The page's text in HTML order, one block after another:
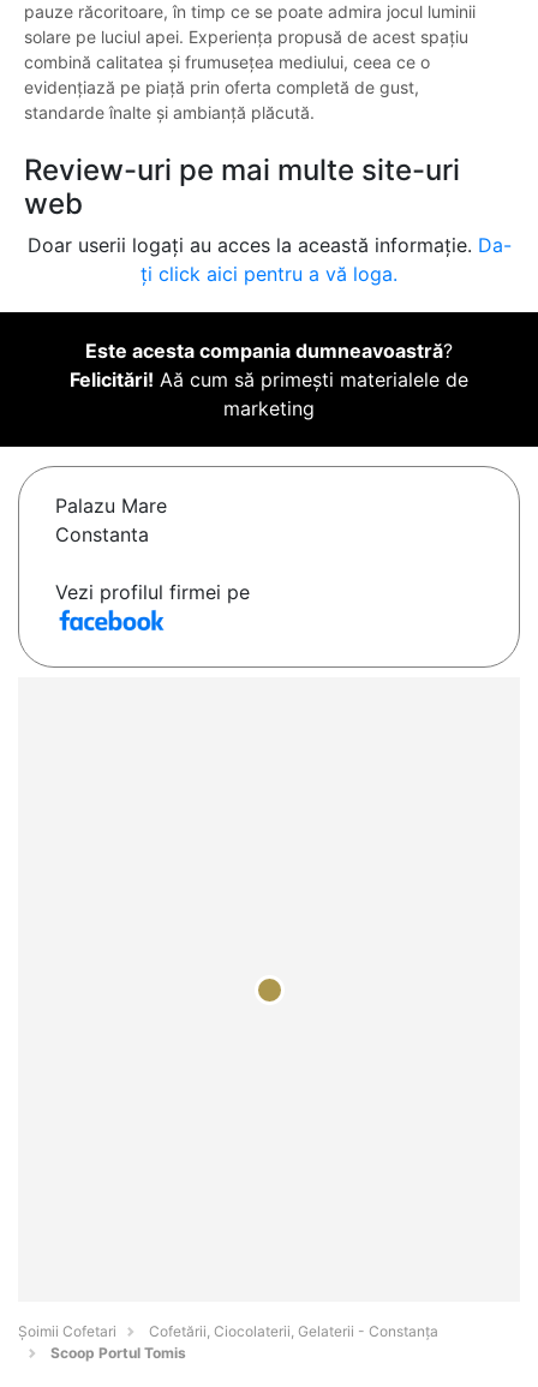
pauze răcoritoare, în timp ce se poate admira jocul luminii
solare pe luciul apei. Experiența propusă de acest spațiu
combină calitatea și frumusețea mediului, ceea ce o
evidențiază pe piață prin oferta completă de gust,
standarde înalte și ambianță plăcută.
Review-uri pe mai multe site-uri
web
Doar userii logați au acces la această informație. Da-
ți click aici pentru a vă loga.
Este acesta compania dumneavoastră?
Felicitări! Aă cum să primești materialele de
marketing
Palazu Mare
Constanta
Vezi profilul firmei pe
Șoimii Cofetari
Cofetării, Ciocolaterii, Gelaterii - Constanţa
Scoop Portul Tomis